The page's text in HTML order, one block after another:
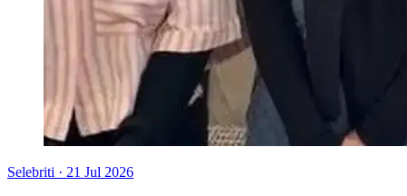
Selebriti · 21 Jul 2026